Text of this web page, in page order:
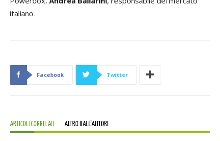
italiano.
Facebook Twitter
ARTICOLI CORRELATI ALTRO DALL'AUTORE